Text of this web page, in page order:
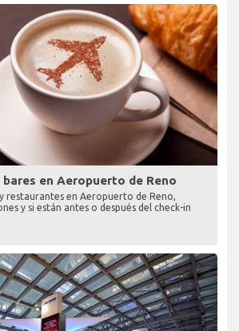
en Aeropuerto de Reno
restaurantes en Aeropuerto de Reno,
y si están antes o después del check-in